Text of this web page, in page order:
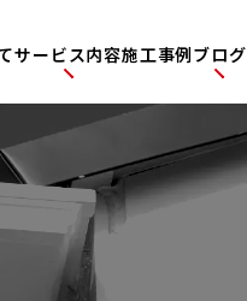
サービス内容施工事例ブログ